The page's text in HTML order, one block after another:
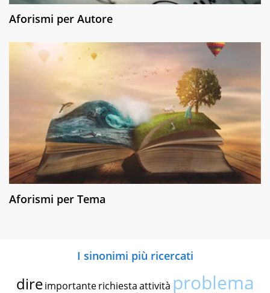
Aforismi per Autore
Aforismi per Tema
I sinonimi più ricercati
dire importante richiestaattività problema